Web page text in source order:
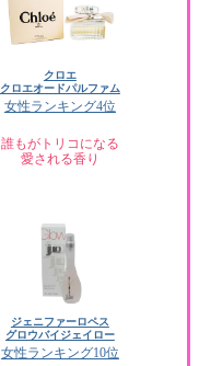
クロエ
クロエオードパルファム
女性ランキング4位
誰もがトリコになる
愛される香り
ジェニファーロペス
グロウバイジェイロー
女性ランキング10位